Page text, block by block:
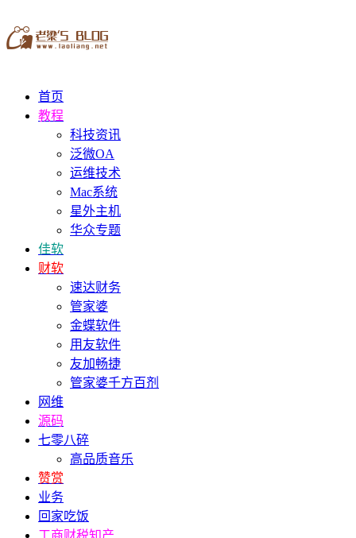
首页
教程
科技资讯
泛微OA
运维技术
Mac系统
星外主机
华众专题
佳软
财软
速达财务
管家婆
金蝶软件
用友软件
友加畅捷
管家婆千方百剂
网维
源码
七零八碎
高品质音乐
赞赏
业务
回家吃饭
工商财税知产